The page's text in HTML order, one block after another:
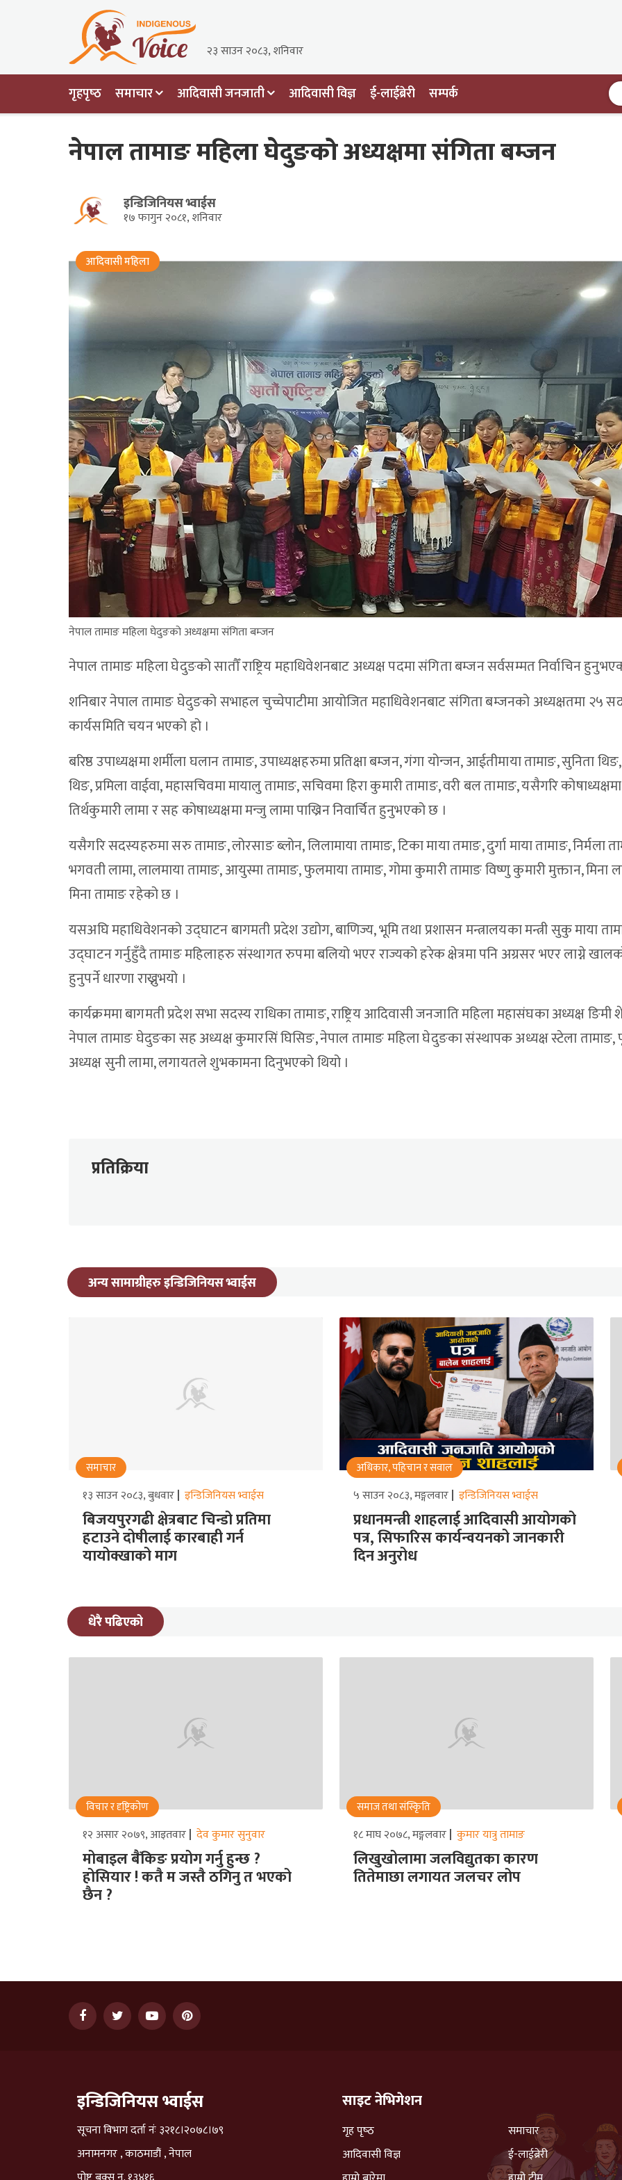
२३ साउन २०८३, शनिवार
गृहपृष्‍ठ समाचार आदिवासी जनजाती आदिवासी विज्ञ ई-लाईब्रेरी सम्पर्क
नेपाल तामाङ महिला घेदुङको अध्यक्षमा संगिता बम्जन
इन्डिजिनियस भ्वाईस
१७ फागुन २०८१, शनिवार
आदिवासी महिला
नेपाल तामाङ महिला घेदुङको अध्यक्षमा संगिता बम्जन
नेपाल तामाङ महिला घेदुङको सातौँ राष्ट्रिय महाधिवेशनबाट अध्यक्ष पदमा संगिता बम्जन सर्वसम्मत निर्वाचिन
शनिबार नेपाल तामाङ घेदुङको सभाहल चुच्चेपाटीमा आयोजित महाधिवेशनबाट संगिता बम्जनको अध्यक्षतमा २५
कार्यसमिति चयन भएको हो ।
बरिष्ठ उपाध्यक्षमा शर्मीला घलान तामाङ, उपाध्यक्षहरुमा प्रतिक्षा बम्जन, गंगा योन्जन, आईतीमाया तामाङ, सुनिता
थिङ, प्रमिला वाईवा, महासचिवमा मायालु तामाङ, सचिवमा हिरा कुमारी तामाङ, वरी बल तामाङ, यसैगरि कोषाध्यक्षमा
तिर्थकुमारी लामा र सह कोषाध्यक्षमा मन्जु लामा पाख्रिन निवार्चित हुनुभएको छ ।
यसैगरि सदस्यहरुमा सरु तामाङ, लोरसाङ ब्लोन, लिलामाया तामाङ, टिका माया तमाङ, दुर्गा माया तामाङ, निर्मला
भगवती लामा, लालमाया तामाङ, आयुस्मा तामाङ, फुलमाया तामाङ, गोमा कुमारी तामाङ विष्णु कुमारी मुक्तान, मिना
मिना तामाङ रहेको छ ।
यसअघि महाधिवेशनको उद्घाटन बागमती प्रदेश उद्योग, बाणिज्य, भूमि तथा प्रशासन मन्त्रालयका मन्त्री सुकु माया
उद्घाटन गर्नुहुँदै तामाङ महिलाहरु संस्थागत रुपमा बलियो भएर राज्यको हरेक क्षेत्रमा पनि अग्रसर भएर लाग्ने
हुनुपर्ने धारणा राख्नुभयो ।
कार्यक्रममा बागमती प्रदेश सभा सदस्य राधिका तामाङ, राष्ट्रिय आदिवासी जनजाति महिला महासंघका अध्यक्ष ङिमी
नेपाल तामाङ घेदुङका सह अध्यक्ष कुमारसिं घिसिङ, नेपाल तामाङ महिला घेदुङका संस्थापक अध्यक्ष स्टेला तामाङ,
अध्यक्ष सुनी लामा, लगायतले शुभकामना दिनुभएको थियो ।
प्रतिक्रिया
अन्य सामाग्रीहरु इन्डिजिनियस भ्वाईस
समाचार
१३ साउन २०८३, बुधवार इन्डिजिनियस भ्वाईस
बिजयपुरगढी क्षेत्रबाट चिन्डो प्रतिमा
हटाउने दोषीलाई कारबाही गर्न
यायोक्खाको माग
अधिकार, पहिचान र सवाल
५ साउन २०८३, मङ्गलवार इन्डिजिनियस भ्वाईस
प्रधानमन्त्री शाहलाई आदिवासी आयोगको
पत्र, सिफारिस कार्यन्वयनको जानकारी
दिन अनुरोध
धेरै पढिएको
विचार र दृष्ट्रिकोण
१२ असार २०७९, आइतवार देव कुमार सुनुवार
मोबाइल बैंकिङ प्रयोग गर्नु हुन्छ ?
होसियार ! कतै म जस्तै ठगिनु त भएको
छैन ?
समाज तथा संस्किृति
१८ माघ २०७८, मङ्गलवार कुमार यात्रु तामाङ
लिखुखोलामा जलविद्युतका कारण
तितेमाछा लगायत जलचर लोप
इन्डिजिनियस भ्वाईस
सूचना विभाग दर्ता नंः ३२१८।२०७८।७९
अनामनगर , काठमाडौं , नेपाल
साइट नेभिगेशन
गृह पृष्‍ठ
समाचार
आदिवासी विज्ञ
ई-लाईब्रेरी